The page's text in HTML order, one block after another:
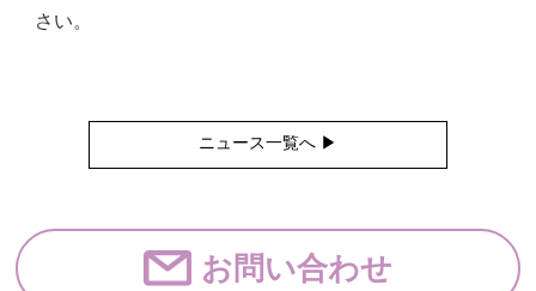
さい。
ニュース一覧へ ▶︎
お問い合わせ